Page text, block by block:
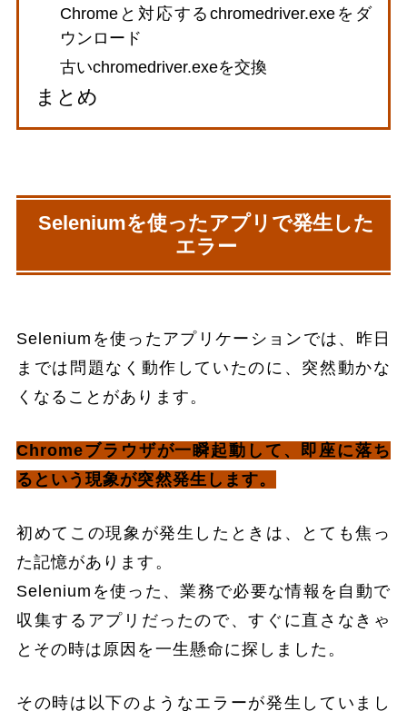
Chromeと対応するchromedriver.exeをダ
ウンロード
古いchromedriver.exeを交換
まとめ
Seleniumを使ったアプリで発生した
エラー
Seleniumを使ったアプリケーションでは、昨日
までは問題なく動作していたのに、突然動かな
くなることがあります。
Chromeブラウザが一瞬起動して、即座に落ち
るという現象が突然発生します。
初めてこの現象が発生したときは、とても焦っ
た記憶があります。
Seleniumを使った、業務で必要な情報を自動で
収集するアプリだったので、すぐに直さなきゃ
とその時は原因を一生懸命に探しました。
その時は以下のようなエラーが発生していまし